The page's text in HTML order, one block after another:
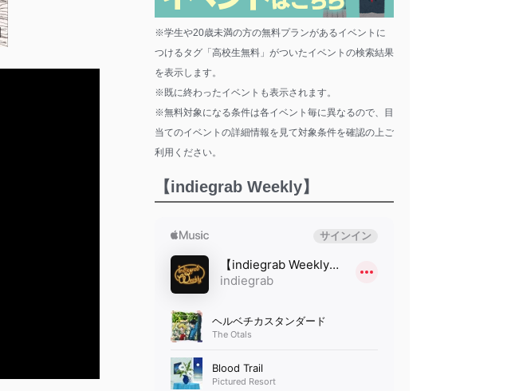
※学生や20歳未満の方の無料プランがあるイベントに
つけるタグ「高校生無料」がついたイベントの検索結果
を表示します。
※既に終わったイベントも表示されます。
※無料対象になる条件は各イベント毎に異なるので、目
当てのイベントの詳細情報を見て対象条件を確認の上ご
利用ください。
【indiegrab Weekly】